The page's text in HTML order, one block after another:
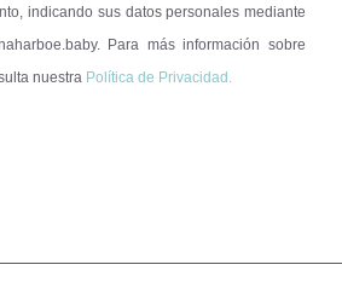
indicando sus datos personales mediante
. Para más información sobre
nuestra Política de Privacidad.